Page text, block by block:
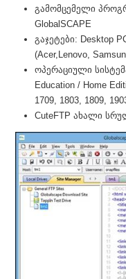
გამომცემელი
GlobalSCAPE
გაჯეტები: Desktop
(Acer,Lenovo,
ოპერაციული
Education / Home
1709, 1803, 1809,
CuteFTP ახალი